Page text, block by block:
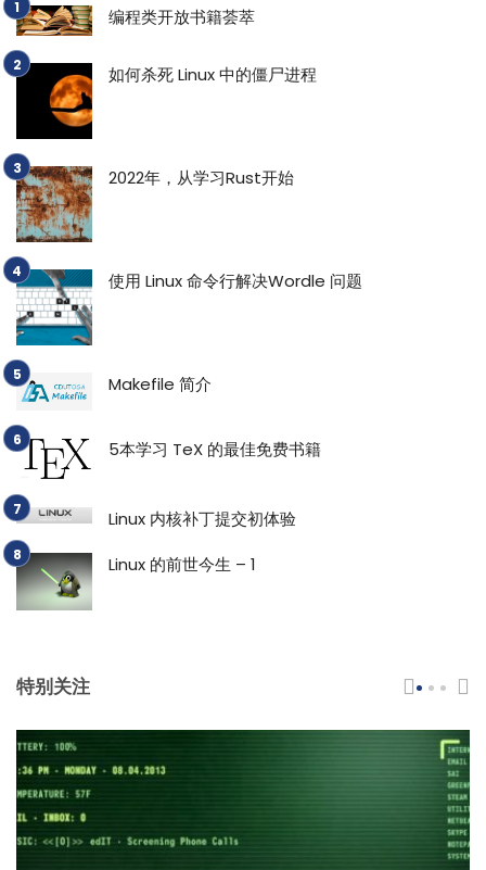
编程类开放书籍荟萃
如何杀死 Linux 中的僵尸进程
2022年，从学习Rust开始
使用 Linux 命令行解决Wordle 问题
Makefile 简介
5本学习 TeX 的最佳免费书籍
Linux 内核补丁提交初体验
Linux 的前世今生 – 1
特别关注